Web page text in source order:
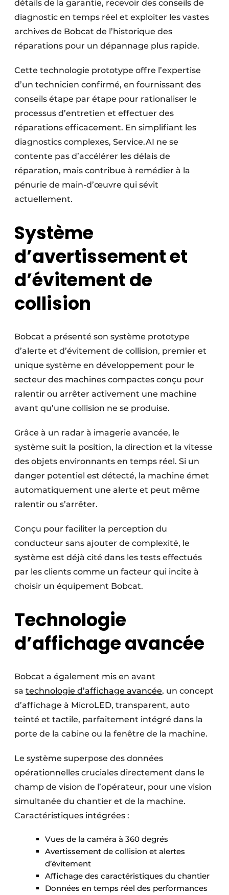
détails de la garantie, recevoir des conseils de
diagnostic en temps réel et exploiter les vastes
archives de Bobcat de l’historique des
réparations pour un dépannage plus rapide.
Cette technologie prototype offre l’expertise
d’un technicien confirmé, en fournissant des
conseils étape par étape pour rationaliser le
processus d’entretien et effectuer des
réparations efficacement. En simplifiant les
diagnostics complexes, Service.AI ne se
contente pas d’accélérer les délais de
réparation, mais contribue à remédier à la
pénurie de main-d’œuvre qui sévit
actuellement.
Système
d’avertissement et
d’évitement de
collision
Bobcat a présenté son système prototype
d’alerte et d’évitement de collision, premier et
unique système en développement pour le
secteur des machines compactes conçu pour
ralentir ou arrêter activement une machine
avant qu’une collision ne se produise.
Grâce à un radar à imagerie avancée, le
système suit la position, la direction et la vitesse
des objets environnants en temps réel. Si un
danger potentiel est détecté, la machine émet
automatiquement une alerte et peut même
ralentir ou s’arrêter.
Conçu pour faciliter la perception du
conducteur sans ajouter de complexité, le
système est déjà cité dans les tests effectués
par les clients comme un facteur qui incite à
choisir un équipement Bobcat.
Technologie
d’affichage avancée
Bobcat a également mis en avant
sa technologie d’affichage avancée, un concept
d’affichage à MicroLED, transparent, auto
teinté et tactile, parfaitement intégré dans la
porte de la cabine ou la fenêtre de la machine.
Le système superpose des données
opérationnelles cruciales directement dans le
champ de vision de l’opérateur, pour une vision
simultanée du chantier et de la machine.
Caractéristiques intégrées :
Vues de la caméra à 360 degrés
Avertissement de collision et alertes
d’évitement
Affichage des caractéristiques du chantier
Données en temps réel des performances